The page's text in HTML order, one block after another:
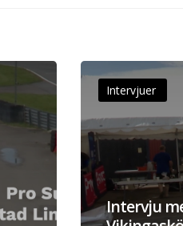
Intervjuer
Intervju